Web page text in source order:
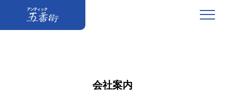
会社案内